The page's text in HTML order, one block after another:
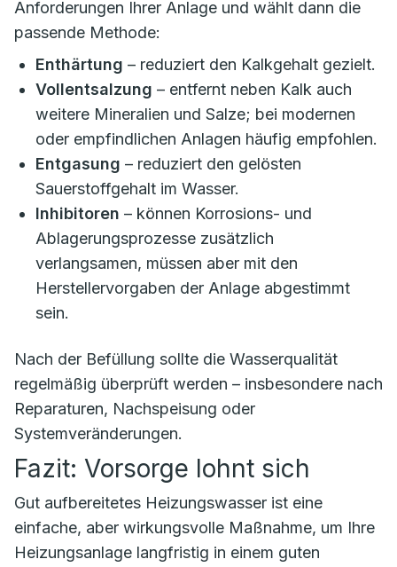
Anforderungen Ihrer Anlage und wählt dann die
passende Methode:
Enthärtung – reduziert den Kalkgehalt gezielt.
Vollentsalzung – entfernt neben Kalk auch
weitere Mineralien und Salze; bei modernen
oder empfindlichen Anlagen häufig empfohlen.
Entgasung – reduziert den gelösten
Sauerstoffgehalt im Wasser.
Inhibitoren – können Korrosions- und
Ablagerungsprozesse zusätzlich
verlangsamen, müssen aber mit den
Herstellervorgaben der Anlage abgestimmt
sein.
Nach der Befüllung sollte die Wasserqualität
regelmäßig überprüft werden – insbesondere nach
Reparaturen, Nachspeisung oder
Systemveränderungen.
Fazit: Vorsorge lohnt sich
Gut aufbereitetes Heizungswasser ist eine
einfache, aber wirkungsvolle Maßnahme, um Ihre
Heizungsanlage langfristig in einem guten